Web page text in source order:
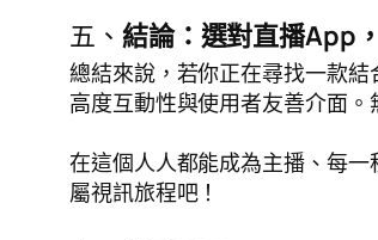
五、 結論：選對直播App
總結來說，若你正在尋找一款結
高度互動性與使用者友善介面
在這個人人都能成為主播、每
屬視訊旅程吧！